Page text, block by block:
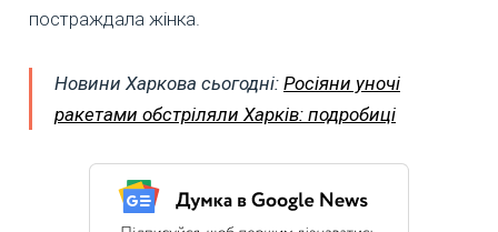
постраждала жінка.
Новини Харкова сьогодні: Росіяни уночі
ракетами обстріляли Харків: подробиці